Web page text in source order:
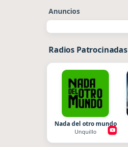
Anuncios
Radios Patrocinadas
Nada del otro mundo
Unquillo